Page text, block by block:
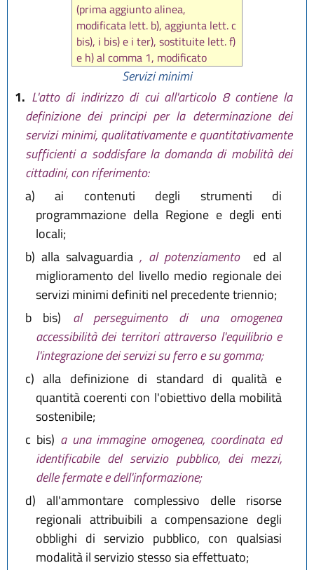
(prima aggiunto alinea,
modificata lett. b), aggiunta lett. c
bis), i bis) e i ter), sostituite lett. f)
e h) al comma 1, modificato
comma 2 daart. 8 L.R. 28 aprile
2003 n. 8
, poi aggiunta lett. b bis)
comma 1 daart. 3 L.R. 13
dicembre 2011 n. 20 , in seguito
modificata lett. i bis) comma 1 da
art. 3 L.R. 22 ottobre 2018, n. 14)
Servizi minimi
1. L'atto di indirizzo di cui all'articolo 8 contiene la
definizione dei principi per la determinazione dei
servizi minimi, qualitativamente e quantitativamente
sufficienti a soddisfare la domanda di mobilità dei
cittadini, con riferimento:
a) ai contenuti degli strumenti di
programmazione della Regione e degli enti
locali;
b) alla salvaguardia, al potenziamento
ed al
miglioramento del livello medio regionale dei
servizi minimi definiti nel precedente triennio;
b bis)
al perseguimento di una omogenea
accessibilità dei territori attraverso l'equilibrio e
l'integrazione dei servizi su ferro e su gomma;
c) alla definizione di standard di qualità e
quantità coerenti con l'obiettivo della mobilità
sostenibile;
c bis) a una immagine omogenea, coordinata ed
identificabile del servizio pubblico, dei mezzi,
delle fermate e dell'informazione;
d) all'ammontare complessivo delle risorse
regionali attribuibili a compensazione degli
obblighi di servizio pubblico, con qualsiasi
modalità il servizio stesso sia effettuato;